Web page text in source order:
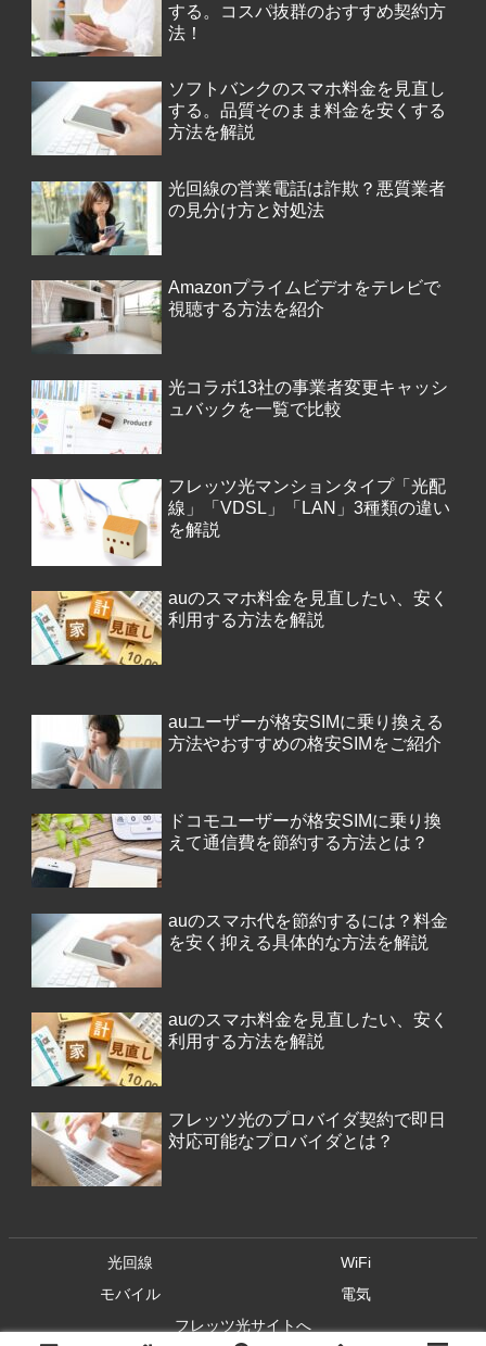
する。コスパ抜群のおすすめ契約方
法！
ソフトバンクのスマホ料金を見直し
する。品質そのまま料金を安くする
方法を解説
光回線の営業電話は詐欺？悪質業者
の見分け方と対処法
Amazonプライムビデオをテレビで
視聴する方法を紹介
光コラボ13社の事業者変更キャッシ
ュバックを一覧で比較
フレッツ光マンションタイプ「光配
線」「VDSL」「LAN」3種類の違い
を解説
auのスマホ料金を見直したい、安く
利用する方法を解説
auユーザーが格安SIMに乗り換える
方法やおすすめの格安SIMをご紹介
ドコモユーザーが格安SIMに乗り換
えて通信費を節約する方法とは？
auのスマホ代を節約するには？料金
を安く抑える具体的な方法を解説
auのスマホ料金を見直したい、安く
利用する方法を解説
フレッツ光のプロバイダ契約で即日
対応可能なプロバイダとは？
光回線
WiFi
モバイル
電気
フレッツ光サイトへ